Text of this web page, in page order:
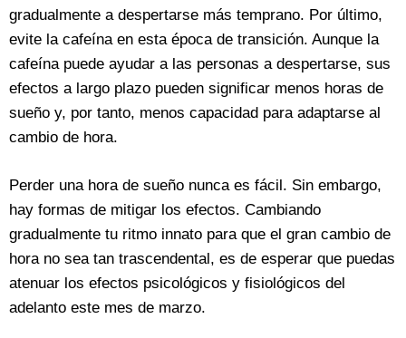
gradualmente a despertarse más temprano. Por último,
evite la cafeína en esta época de transición. Aunque la
cafeína puede ayudar a las personas a despertarse, sus
efectos a largo plazo pueden significar menos horas de
sueño y, por tanto, menos capacidad para adaptarse al
cambio de hora.
Perder una hora de sueño nunca es fácil. Sin embargo,
hay formas de mitigar los efectos. Cambiando
gradualmente tu ritmo innato para que el gran cambio de
hora no sea tan trascendental, es de esperar que puedas
atenuar los efectos psicológicos y fisiológicos del
adelanto este mes de marzo.